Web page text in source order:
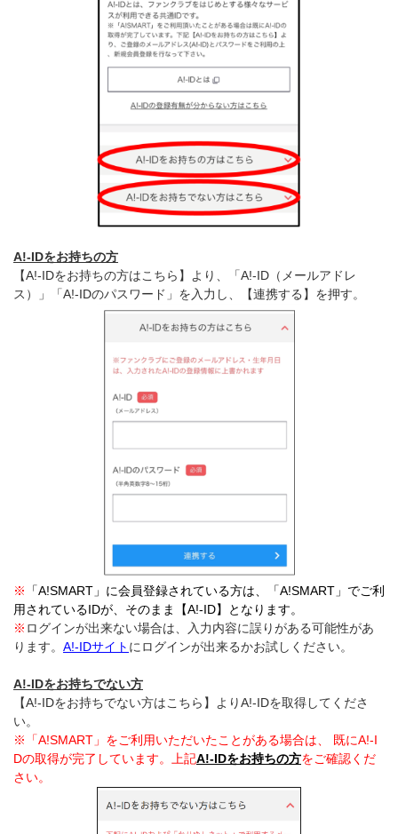
A!-IDをお持ちの方
【A!-IDをお持ちの方はこちら】より、「A!-ID（メールアドレ
ス）」「A!-IDのパスワード」を入力し、【連携する】を押す。
※
「A!SMART」に会員登録されている方は、「A!SMART」でご利
用されているIDが、そのまま【A!-ID】となります。
※ ログインが出来ない場合は、入力内容に誤りがある可能性があ
ります。 A!-IDサイト にログインが出来るかお試しください。
A!-IDをお持ちでない方
【A!-IDをお持ちでない方はこちら】よりA!-IDを取得してくださ
い。
※「A!SMART」をご利用いただいたことがある場合は、 既にA!-I
Dの取得が完了しています。上記A!-IDをお持ちの方をご確認くだ
さい。